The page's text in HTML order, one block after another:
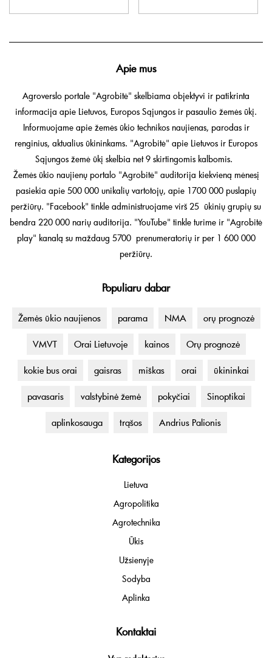
Apie mus
Agroverslo portale "Agrobitė" skelbiama objektyvi ir patikrinta
informacija apie Lietuvos, Europos Sąjungos ir pasaulio žemės ūkį.
Informuojame apie žemės ūkio technikos naujienas, parodas ir
renginius, aktualius ūkininkams. "Agrobitė" apie Lietuvos ir Europos
Sąjungos žemė ūkį skelbia net 9 skirtingomis kalbomis.
Žemės ūkio naujienų portalo "Agrobitė" auditorija kiekvieną mėnesį
pasiekia apie 500 000 unikalių vartotojų, apie 1700 000 puslapių
peržiūrų. "Facebook" tinkle administruojame virš 25 ūkinių grupių su
bendra 220 000 narių auditorija. "YouTube" tinkle turime ir "Agrobitė
play" kanalą su maždaug 5700 prenumeratorių ir per 1 600 000
peržiūrų.
Populiaru dabar
Žemės ūkio naujienos parama NMA orų prognozė
VMVT Orai Lietuvoje kainos Orų prognozė
kokie bus orai gaisras miškas orai ūkininkai
pavasaris valstybinė žemė pokyčiai Sinoptikai
aplinkosauga trąšos Andrius Palionis
Kategorijos
Lietuva
Agropolitika
Agrotechnika
Ūkis
Užsienyje
Sodyba
Aplinka
Kontaktai